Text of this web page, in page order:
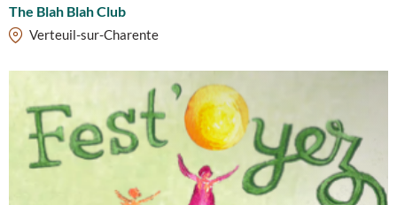
The Blah Blah Club
Verteuil-sur-Charente